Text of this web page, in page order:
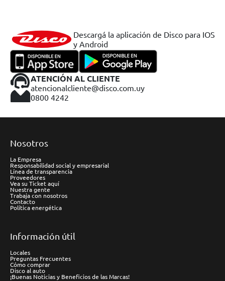
Descargá la aplicación de Disco para IOS
y Android
ATENCIÓN AL CLIENTE
atencionalcliente@disco.com.uy
0800 4242
Nosotros
La Empresa
Responsabilidad social y empresarial
Línea de transparencia
Proveedores
Vea su Ticket aquí
Nuestra gente
Trabaja con nosotros
Contacto
Política energética
Información útil
Locales
Preguntas Frecuentes
Cómo comprar
Disco al auto
¡Buenas Noticias y Beneficios de las Marcas!